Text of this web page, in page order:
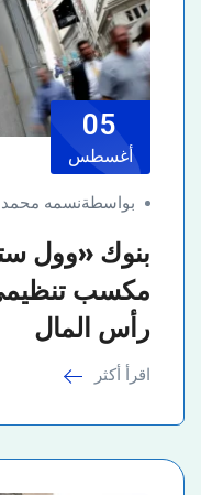
05
أغسطس
بواسطةنسمه محمد
بنوك «وول
مكسب
رأس المال
اقرأ أكثر